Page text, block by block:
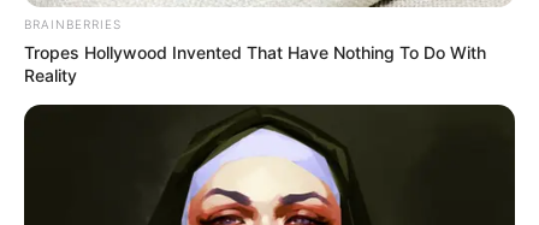
BRAINBERRIES
Tropes Hollywood Invented That Have Nothing To Do With
Reality